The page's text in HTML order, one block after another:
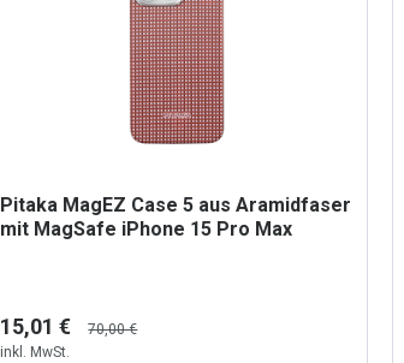
Pitaka MagEZ Case 5 aus Aramidfaser
mit MagSafe iPhone 15 Pro Max
15,01 €
70,00 €
inkl. MwSt.